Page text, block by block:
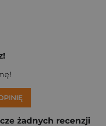
żadnych recenzji